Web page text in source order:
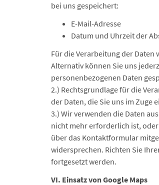
bei uns gespeichert:
E-Mail-Adresse
Datum und Uhrzeit der
Für die Verarbeitung der
Alternativ können Sie uns
personenbezogenen Daten
2.) Rechtsgrundlage für die
der Daten, die Sie uns im Zuge
3.) Wir verwenden die Daten
nicht mehr erforderlich ist,
über das Kontaktformular
widersprechen. Richten Sie
fortgesetzt werden.
VI. Einsatz von Google Maps